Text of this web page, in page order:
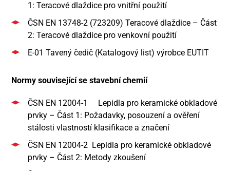
1: Teracové dlaždice pro vnitřní použití
ČSN EN 13748-2 (723209) Teracové dlaždice – Část
2: Teracové dlaždice pro venkovní použití
E-01 Tavený čedič (Katalogový list) výrobce EUTIT
Normy související se stavební chemií
ČSN EN 12004-1 Lepidla pro keramické obkladové
prvky – Část 1: Požadavky, posouzení a ověření
stálosti vlastností klasifikace a značení
ČSN EN 12004-2 Lepidla pro keramické obkladové
prvky – Část 2: Metody zkoušení